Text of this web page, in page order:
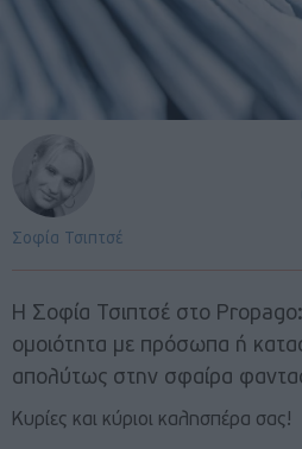
Σοφία Τσιπτσέ
Η Σοφία Τσιπτσέ στο
ομοιότητα με πρόσωπα ή
απολύτως στην σφαίρα
Κυρίες και κύριοι καλησπέρα σας!